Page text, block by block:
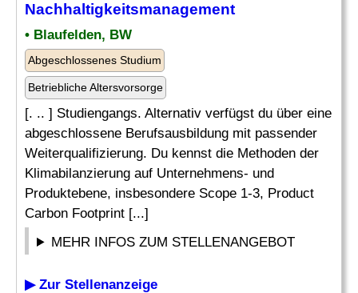
Nachhaltigkeitsmanagement
• Blaufelden, BW
Abgeschlossenes Studium
Betriebliche Altersvorsorge
[. .. ] Studiengangs. Alternativ verfügst du über eine
abgeschlossene Berufsausbildung mit passender
Weiterqualifizierung. Du kennst die Methoden der
Klimabilanzierung auf Unternehmens- und
Produktebene, insbesondere Scope 1-3, Product
Carbon Footprint [...]
MEHR INFOS ZUM STELLENANGEBOT
▶ Zur Stellenanzeige